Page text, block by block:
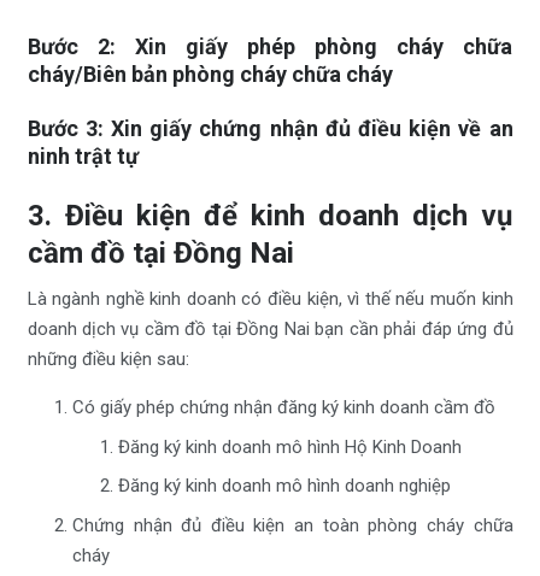
Bước 2: Xin giấy phép phòng cháy chữa
cháy/Biên bản phòng cháy chữa cháy
Bước 3: Xin giấy chứng nhận đủ điều kiện về an
ninh trật tự
3. Điều kiện để kinh doanh dịch vụ
cầm đồ tại Đồng Nai
Là ngành nghề kinh doanh có điều kiện, vì thế nếu muốn kinh
doanh dịch vụ cầm đồ tại Đồng Nai bạn cần phải đáp ứng đủ
những điều kiện sau:
Có giấy phép chứng nhận đăng ký kinh doanh cầm đồ
Đăng ký kinh doanh mô hình Hộ Kinh Doanh
Đăng ký kinh doanh mô hình doanh nghiệp
Chứng nhận đủ điều kiện an toàn phòng cháy chữa
cháy